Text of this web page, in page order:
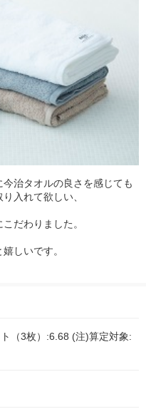
治タオルの良さを感じても
入れて欲しい、
だわりました。
しいです。
（3枚）:6.68 (注)算定対象: